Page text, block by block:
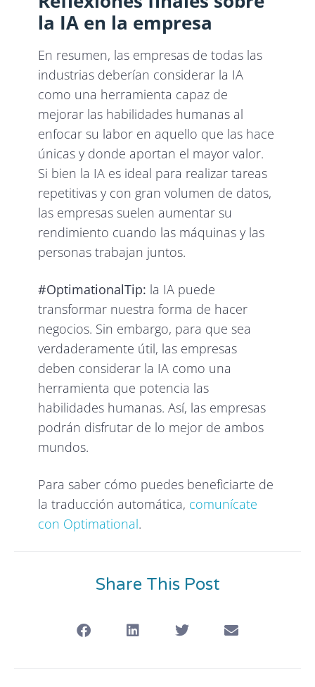
la IA en la empresa
En resumen, las empresas de todas las
industrias deberían considerar la IA
como una herramienta capaz de
mejorar las habilidades humanas al
enfocar su labor en aquello que las hace
únicas y donde aportan el mayor valor.
Si bien la IA es ideal para realizar tareas
repetitivas y con gran volumen de datos,
las empresas suelen aumentar su
rendimiento cuando las máquinas y las
personas trabajan juntos.
#OptimationalTip: la IA puede
transformar nuestra forma de hacer
negocios. Sin embargo, para que sea
verdaderamente útil, las empresas
deben considerar la IA como una
herramienta que potencia las
habilidades humanas. Así, las empresas
podrán disfrutar de lo mejor de ambos
mundos.
Para saber cómo puedes beneficiarte de
la traducción automática, comunícate
con Optimational.
Share This Post